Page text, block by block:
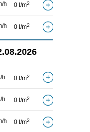
h 0 l/m2
h 0 l/m2
h 0 l/m2
h 0 l/m2
h 0 l/m2